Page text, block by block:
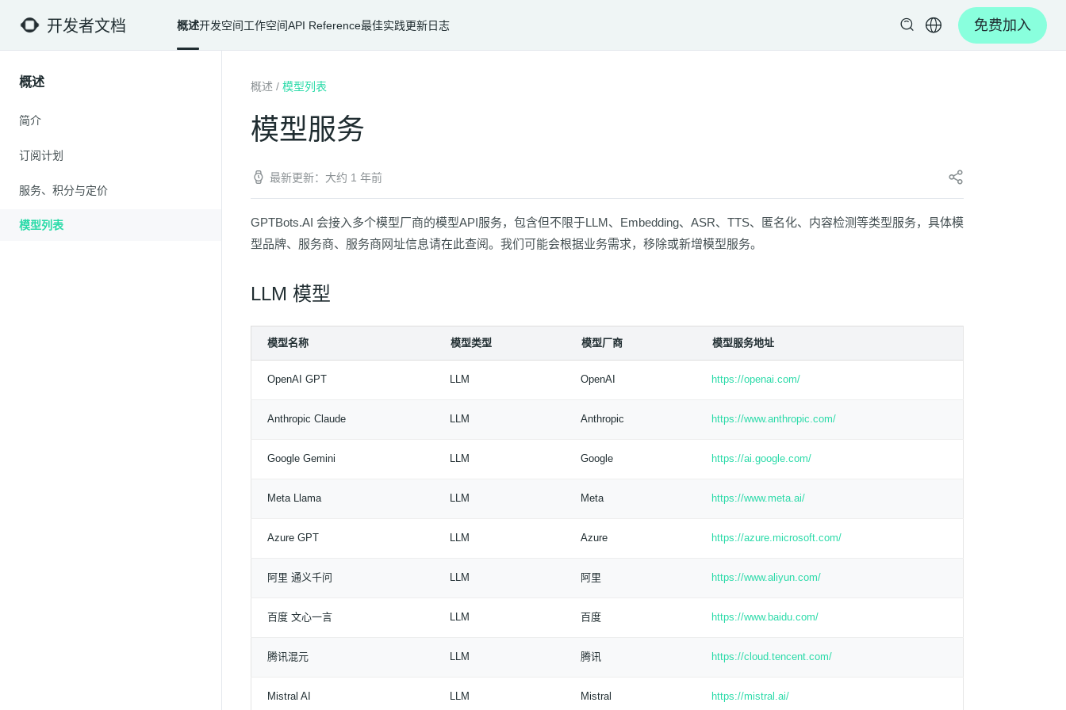
开发者文档 概述开发空间工作空间API Reference最佳实践更新日志 免费加入
概述
简介
订阅计划
服务、积分与定价
模型列表
概述 / 模型列表
模型服务
最新更新：大约 1 年前
GPTBots.AI 会接入多个模型厂商的模型API服务，包含但不限于LLM、Embedding、ASR、TTS、匿名化、内容检测等类型服务，具体模
型品牌、服务商、服务商网址信息请在此查阅。我们可能会根据业务需求，移除或新增模型服务。
LLM 模型
模型名称 模型类型 模型厂商 模型服务地址
OpenAI GPT LLM OpenAI https://openai.com/
Anthropic Claude LLM Anthropic https://www.anthropic.com/
Google Gemini LLM Google https://ai.google.com/
Meta Llama LLM Meta https://www.meta.ai/
Azure GPT LLM Azure https://azure.microsoft.com/
阿里 通义千问 LLM 阿里 https://www.aliyun.com/
百度 文心一言 LLM 百度 https://www.baidu.com/
腾讯混元 LLM 腾讯 https://cloud.tencent.com/
Mistral AI LLM Mistral https://mistral.ai/